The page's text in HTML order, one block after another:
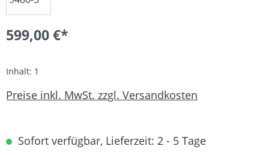
599,00 €*
Inhalt: 1
Preise inkl. MwSt. zzgl. Versandkosten
Sofort verfügbar, Lieferzeit: 2 - 5 Tage